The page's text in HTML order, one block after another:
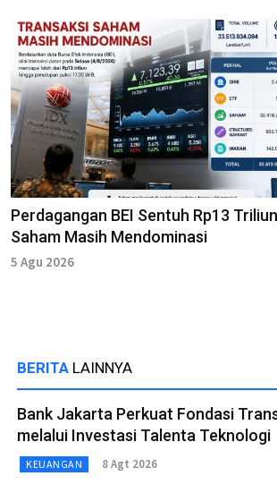
Perdagangan BEI Sentuh Rp13
Saham Masih Mendominasi
5 Agu 2026
BERITA LAINNYA
Bank Jakarta Perkuat Fondasi
melalui Investasi Talenta Teknologi
KEUANGAN 8 Agt 2026